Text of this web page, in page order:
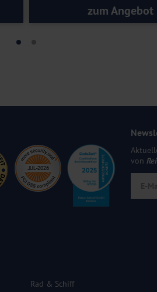
zum Angebot
von
Rad & Schiff